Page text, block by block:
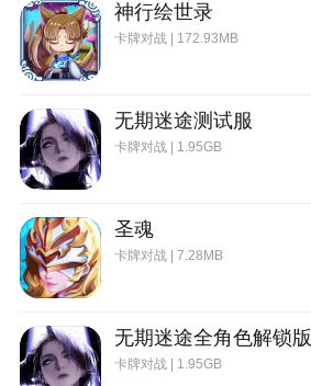
神行绘世录
卡牌对战 | 172.93MB
无期迷途测试服
卡牌对战 | 1.95GB
圣魂
卡牌对战 | 7.28MB
无期迷途全角色解锁版
卡牌对战 | 1.95GB